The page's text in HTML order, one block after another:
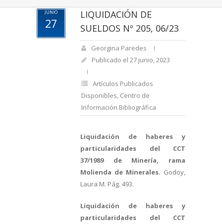
JUNIO
27
LIQUIDACIÓN DE
SUELDOS Nº 205, 06/23
Georgina Paredes
Publicado el 27 junio, 2023
Artículos Publicados
Disponibles, Centro de
Información Bibliográfica
Liquidación de haberes y
particularidades del CCT
37/1989 de Minería, rama
Molienda de Minerales. Godoy,
Laura M. Pág. 493.
Liquidación de haberes y
particularidades del CCT